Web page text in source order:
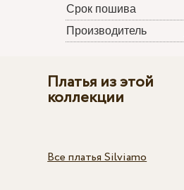
Срок пошива
Производитель
Платья из этой
коллекции
Все платья Silviamo